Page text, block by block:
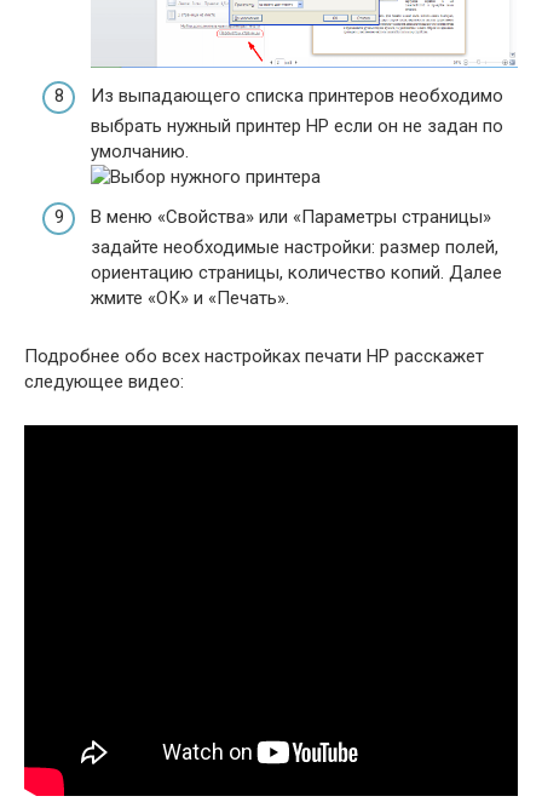
Из выпадающего списка принтеров необходимо
выбрать нужный принтер HP если он не задан по
умолчанию.
В меню «Свойства» или «Параметры страницы»
задайте необходимые настройки: размер полей,
ориентацию страницы, количество копий. Далее
жмите «ОК» и «Печать».
Подробнее обо всех настройках печати HP расскажет
следующее видео: